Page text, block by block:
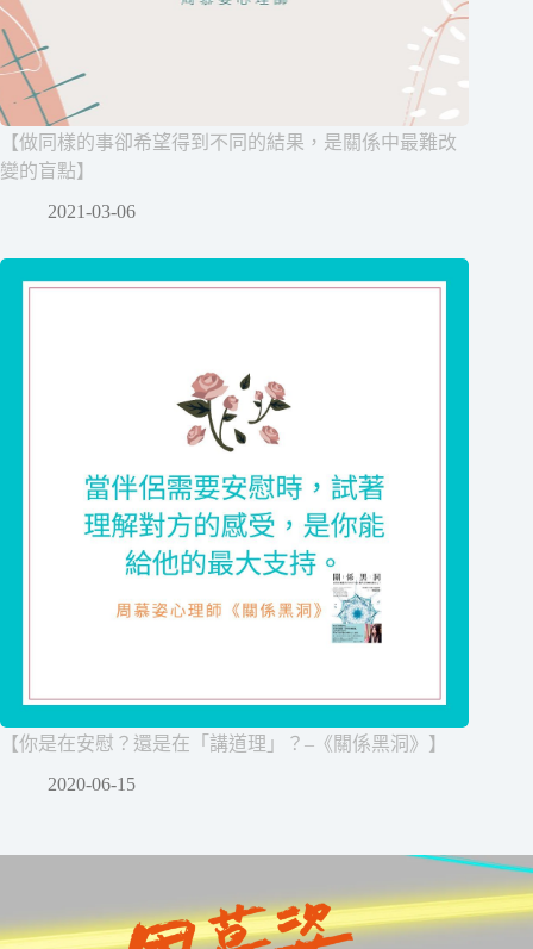
【做同樣的事卻希望得到不同的結果，是關係中最難改
變的盲點】
2021-03-06
【你是在安慰？還是在「講道理」？–《關係黑洞》】
2020-06-15